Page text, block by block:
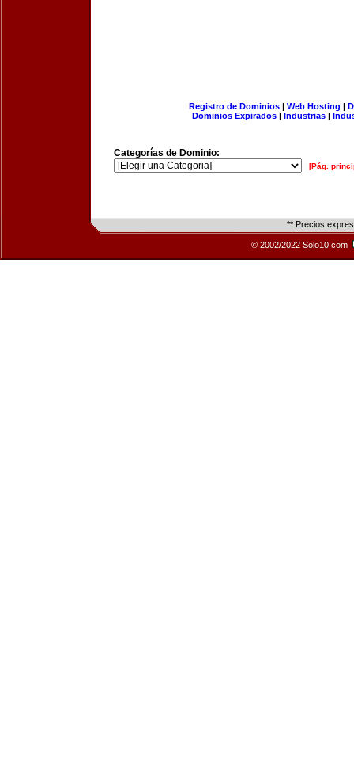
Registro de Dominios| Web Hosting |
Dominios Expirados | Industrias |
Categorías de Dominio:
[Pág.
** Precios
© 2002/2022 Solo10.com